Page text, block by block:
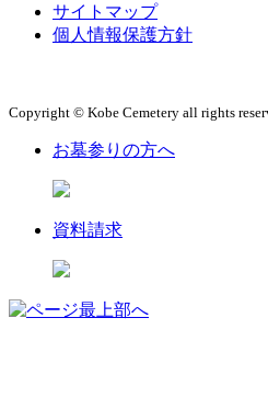
サイトマップ
個人情報保護方針
Copyright © Kobe Cemetery all rights
お墓参りの方へ
資料請求